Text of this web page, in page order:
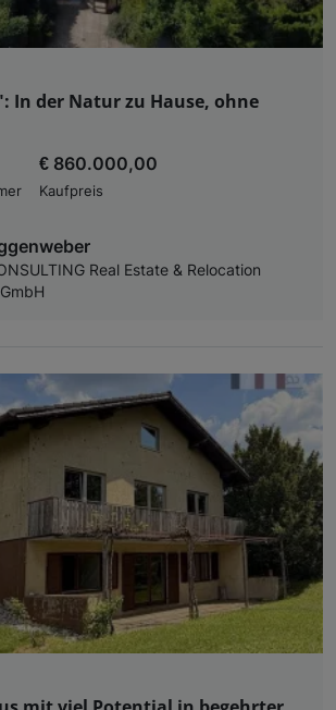
In der Natur zu Hause, ohne
€ 860.000,00
Kaufpreis
Real Estate & Relocation